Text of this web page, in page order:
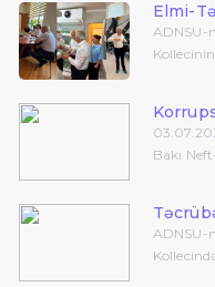
Elmi-
ADNSU-
Bakı
ADNSU-